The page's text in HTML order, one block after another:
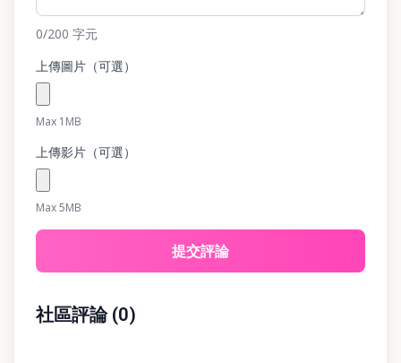
0/200 字元
上傳圖片（可選）
Max 1MB
上傳影片（可選）
Max 5MB
提交評論
社區評論(0)